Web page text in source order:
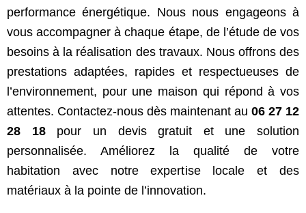
performance énergétique. Nous nous engageons à
vous accompagner à chaque étape, de l’étude de vos
besoins à la réalisation des travaux. Nous offrons des
prestations adaptées, rapides et respectueuses de
l’environnement, pour une maison qui répond à vos
attentes. Contactez-nous dès maintenant au 06 27 12
28 18pour un devis gratuit et une solution
personnalisée. Améliorez la qualité de votre
habitation avec notre expertise locale et des
matériaux à la pointe de l’innovation.